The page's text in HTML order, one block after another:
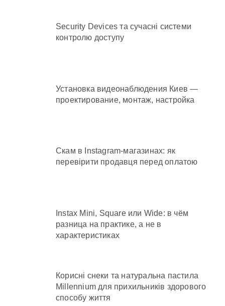
Security Devices та сучасні системи
контролю доступу
Установка видеонаблюдения Киев —
проектирование, монтаж, настройка
Скам в Instagram-магазинах: як
перевірити продавця перед оплатою
Instax Mini, Square или Wide: в чём
разница на практике, а не в
характеристиках
Корисні снеки та натуральна пастила
Millennium для прихильників здорового
способу життя